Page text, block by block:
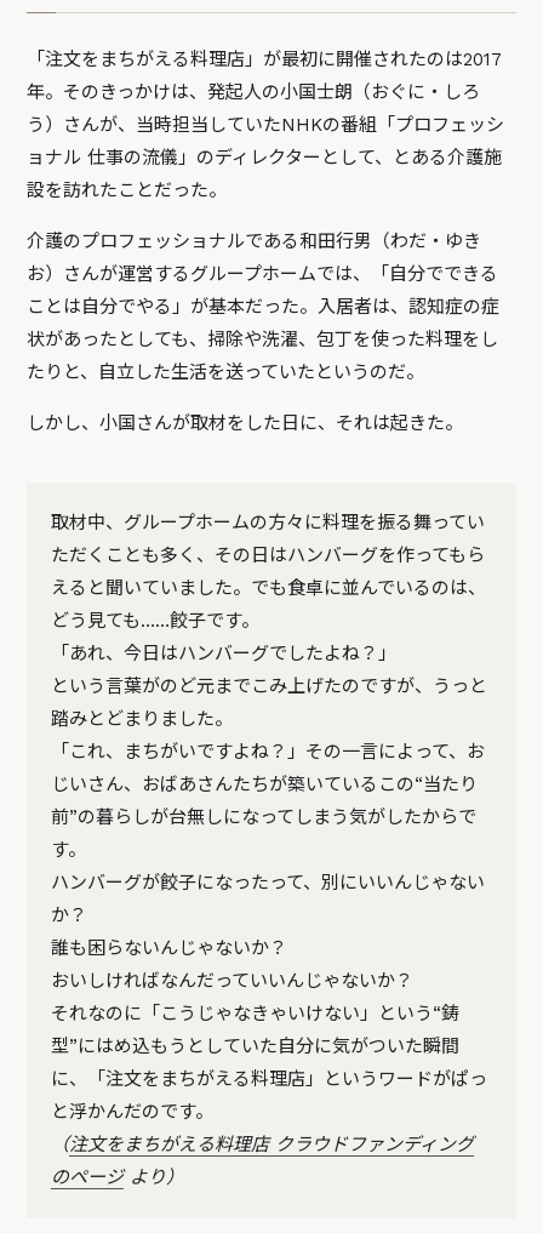
「注文をまちがえる料理店」が最初に開催されたのは2017
年。そのきっかけは、発起人の小国士朗（おぐに・しろ
う）さんが、当時担当していたNHKの番組「プロフェッシ
ョナル 仕事の流儀」のディレクターとして、とある介護施
設を訪れたことだった。
介護のプロフェッショナルである和田行男（わだ・ゆき
お）さんが運営するグループホームでは、「自分でできる
ことは自分でやる」が基本だった。入居者は、認知症の症
状があったとしても、掃除や洗濯、包丁を使った料理をし
たりと、自立した生活を送っていたというのだ。
しかし、小国さんが取材をした日に、それは起きた。
取材中、グループホームの方々に料理を振る舞ってい
ただくことも多く、その日はハンバーグを作ってもら
えると聞いていました。でも食卓に並んでいるのは、
どう見ても……餃子です。
「あれ、今日はハンバーグでしたよね？」
という言葉がのど元までこみ上げたのですが、うっと
踏みとどまりました。
「これ、まちがいですよね？」その一言によって、お
じいさん、おばあさんたちが築いているこの“当たり
前”の暮らしが台無しになってしまう気がしたからで
す。
ハンバーグが餃子になったって、別にいいんじゃない
か？
誰も困らないんじゃないか？
おいしければなんだっていいんじゃないか？
それなのに「こうじゃなきゃいけない」という“鋳
型”にはめ込もうとしていた自分に気がついた瞬間
に、「注文をまちがえる料理店」というワードがぱっ
と浮かんだのです。
（注文をまちがえる料理店 クラウドファンディング
のページより）